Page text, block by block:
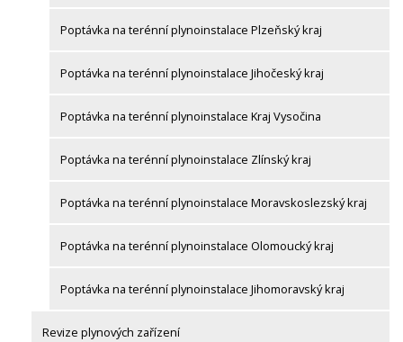
Poptávka na terénní plynoinstalace Plzeňský kraj
Poptávka na terénní plynoinstalace Jihočeský kraj
Poptávka na terénní plynoinstalace Kraj Vysočina
Poptávka na terénní plynoinstalace Zlínský kraj
Poptávka na terénní plynoinstalace Moravskoslezský kraj
Poptávka na terénní plynoinstalace Olomoucký kraj
Poptávka na terénní plynoinstalace Jihomoravský kraj
Revize plynových zařízení